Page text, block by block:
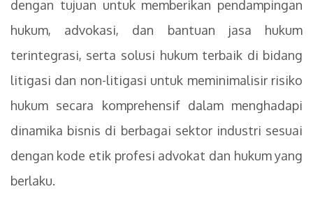
dengan tujuan untuk memberikan pendampingan
hukum, advokasi, dan bantuan jasa hukum
terintegrasi, serta solusi hukum terbaik di bidang
litigasi dan non-litigasi untuk meminimalisir risiko
hukum secara komprehensif dalam menghadapi
dinamika bisnis di berbagai sektor industri sesuai
dengan kode etik profesi advokat dan hukum yang
berlaku.